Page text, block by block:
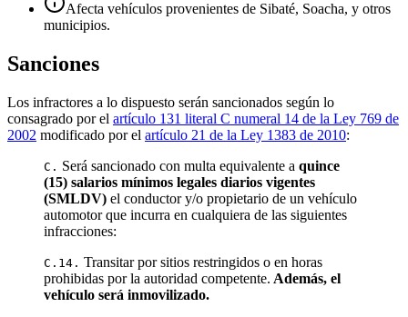
Afecta vehículos provenientes de Sibaté, Soacha, y otros
municipios.
Sanciones
Los infractores a lo dispuesto serán sancionados según lo
consagrado por el artículo 131 literal C numeral 14 de la Ley 769 de
2002 modificado por el artículo 21 de la Ley 1383 de 2010:
C. Será sancionado con multa equivalente a quince
(15) salarios mínimos legales diarios vigentes
(SMLDV) el conductor y/o propietario de un vehículo
automotor que incurra en cualquiera de las siguientes
infracciones:
C.14. Transitar por sitios restringidos o en horas
prohibidas por la autoridad competente. Además, el
vehículo será inmovilizado.